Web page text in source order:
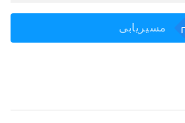
مسیریابی